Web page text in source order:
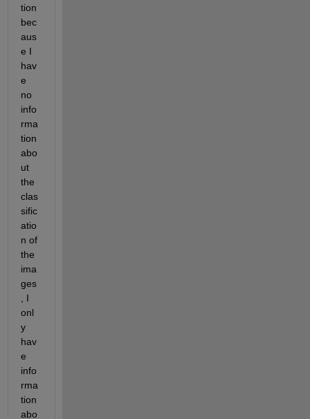
tion
bec
aus
e I
hav
e
no
info
rma
tion
abo
ut
the
clas
sific
atio
n of
the
ima
ges
, I
onl
y
hav
e
info
rma
tion
abo